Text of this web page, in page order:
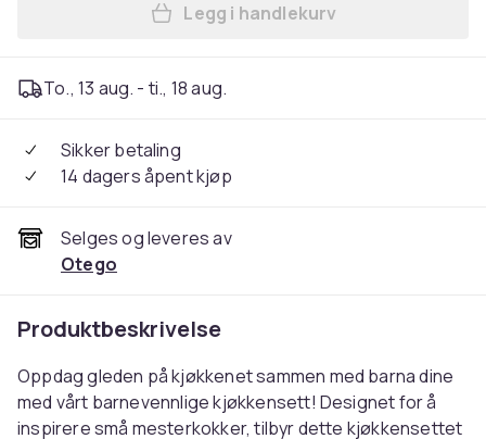
Legg Barnebake kjøkken
Legg i handlekurv
To., 13 aug. - ti., 18 aug.
Sikker betaling
14 dagers åpent kjøp
Selges og leveres av
Otego
Produktbeskrivelse
Oppdag gleden på kjøkkenet sammen med barna dine
med vårt barnevennlige kjøkkensett! Designet for å
inspirere små mesterkokker, tilbyr dette kjøkkensettet